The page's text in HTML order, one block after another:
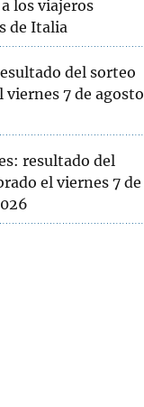
los viajeros
de Italia
del sorteo
viernes 7 de agosto
resultado del
el viernes 7 de